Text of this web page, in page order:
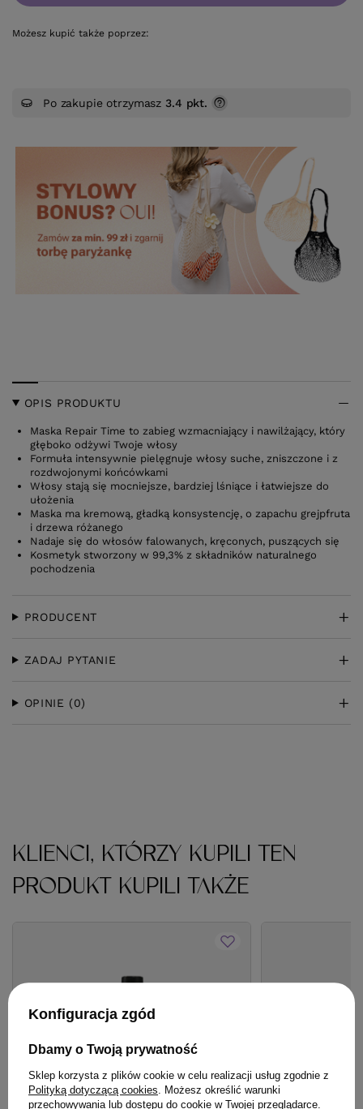
Możesz kupić także poprzez:
Po zakupie otrzymasz 3.4 pkt.
OPIS PRODUKTU
Maska Repair Time to zabieg wzmacniający i nawilżający, który
głęboko odżywi Twoje włosy
Formuła intensywnie pielęgnuje włosy suche, zniszczone i z
rozdwojonymi końcówkami
Włosy stają się mocniejsze, bardziej lśniące i łatwiejsze do
ułożenia
Maska ma kremową, gładką konsystencję, o zapachu grejpfruta
i drzewa różanego
Nadaje się do włosów falowanych, kręconych, puszących się
Kosmetyk stworzony w 99,3% z składników naturalnego
pochodzenia
PRODUCENT
ZADAJ PYTANIE
OPINIE (0)
KLIENCI, KTÓRZY KUPILI TEN
PRODUKT KUPILI TAKŻE
Konfiguracja zgód
Dbamy o Twoją prywatność
Sklep korzysta z plików cookie w celu realizacji usług zgodnie z
Polityką dotyczącą cookies . Możesz określić warunki
przechowywania lub dostępu do cookie w Twojej przeglądarce.